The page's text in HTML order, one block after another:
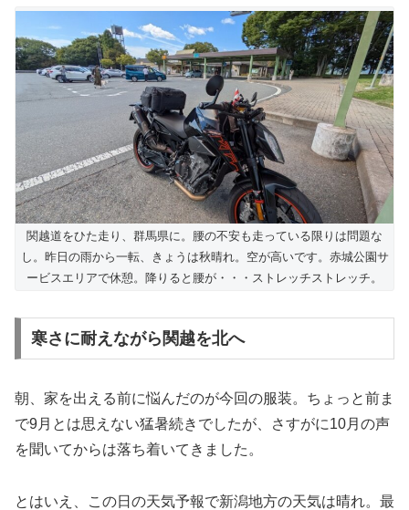
関越道をひた走り、群馬県に。腰の不安も走っている限りは問題な
し。昨日の雨から一転、きょうは秋晴れ。空が高いです。赤城公園サ
ービスエリアで休憩。降りると腰が・・・ストレッチストレッチ。
寒さに耐えながら関越を北へ
朝、家を出える前に悩んだのが今回の服装。ちょっと前ま
で9月とは思えない猛暑続きでしたが、さすがに10月の声
を聞いてからは落ち着いてきました。
とはいえ、この日の天気予報で新潟地方の天気は晴れ。最